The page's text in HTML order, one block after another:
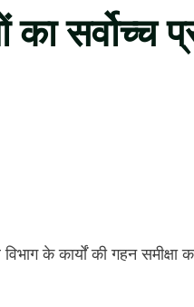
सर्वोच्च
के कार्यों की गहन समीक्षा